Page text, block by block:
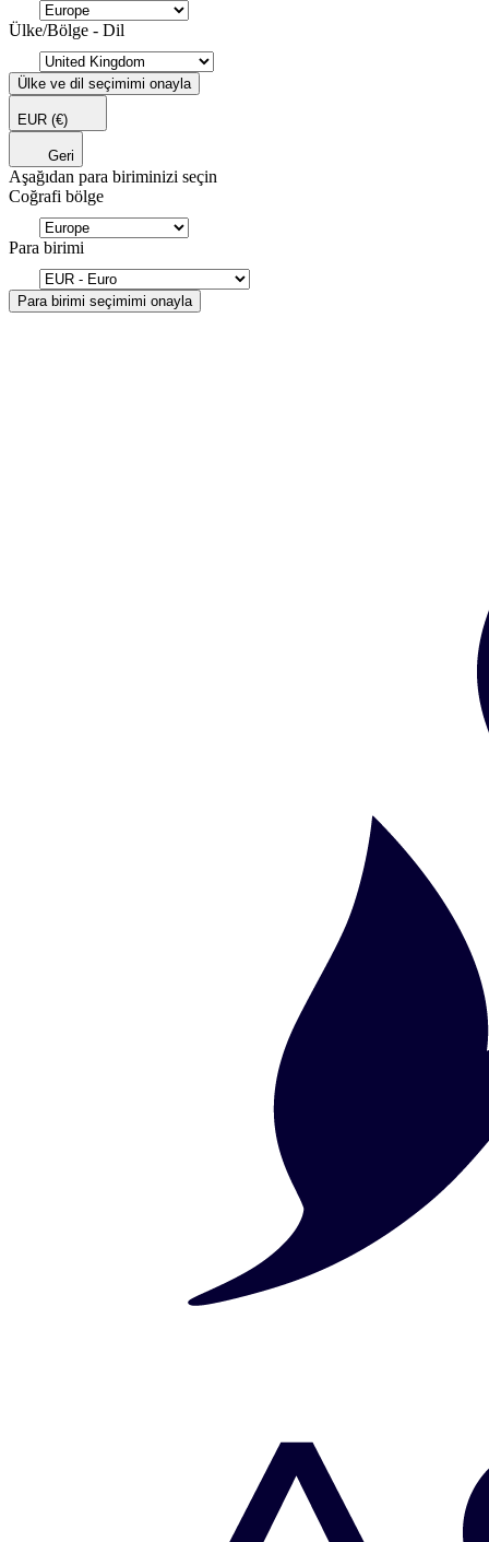
Ülke/Bölge - Dil
Ülke ve dil seçimimi onayla
EUR (€)
Geri
Aşağıdan para biriminizi seçin
Coğrafi bölge
Para birimi
Para birimi seçimimi onayla